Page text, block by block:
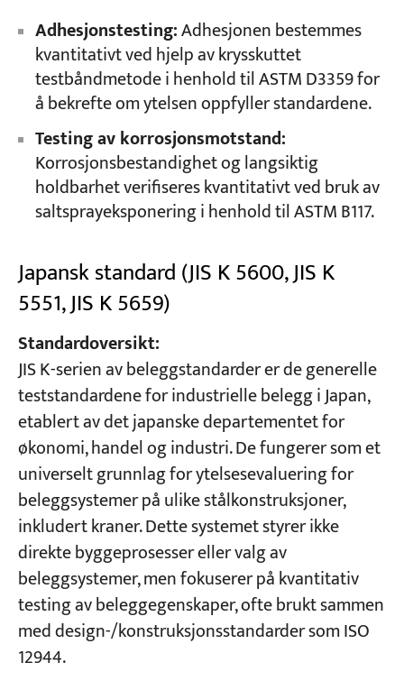
Adhesjonstesting:Adhesjonen bestemmes
kvantitativt ved hjelp av krysskuttet
testbåndmetode i henhold til ASTM D3359 for
å bekrefte om ytelsen oppfyller standardene.
Testing av korrosjonsmotstand:
Korrosjonsbestandighet og langsiktig
holdbarhet verifiseres kvantitativt ved bruk av
saltsprayeksponering i henhold til ASTM B117.
Japansk standard (JIS K 5600, JIS K
5551, JIS K 5659)
Standardoversikt:
JIS K-serien av beleggstandarder er de generelle
teststandardene for industrielle belegg i Japan,
etablert av det japanske departementet for
økonomi, handel og industri. De fungerer som et
universelt grunnlag for ytelsesevaluering for
beleggsystemer på ulike stålkonstruksjoner,
inkludert kraner. Dette systemet styrer ikke
direkte byggeprosesser eller valg av
beleggsystemer, men fokuserer på kvantitativ
testing av beleggegenskaper, ofte brukt sammen
med design-/konstruksjonsstandarder som ISO
12944.